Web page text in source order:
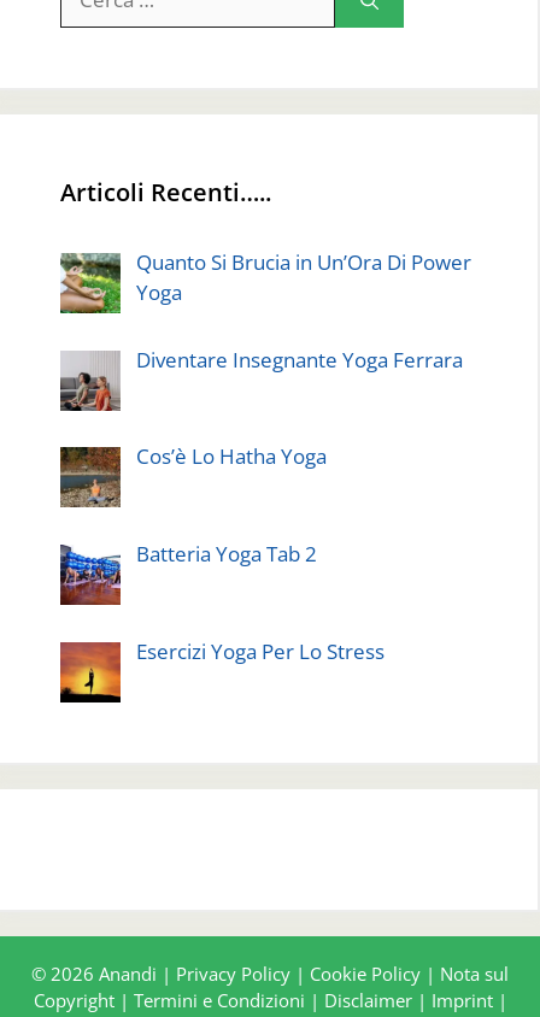
per:
Articoli Recenti…..
Quanto Si Brucia in Un’Ora Di Power
Yoga
Diventare Insegnante Yoga Ferrara
Cos’è Lo Hatha Yoga
Batteria Yoga Tab 2
Esercizi Yoga Per Lo Stress
© 2026 Anandi | Privacy Policy | Cookie Policy | Nota sul
Copyright| Termini e Condizioni | Disclaimer| Imprint|